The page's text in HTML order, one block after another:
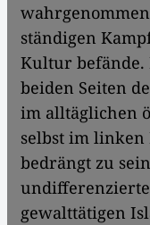
ständigen
Kultur befände.
beiden Seiten
im alltäglichen
selbst im linken
bedrängt zu
gewalttätigen